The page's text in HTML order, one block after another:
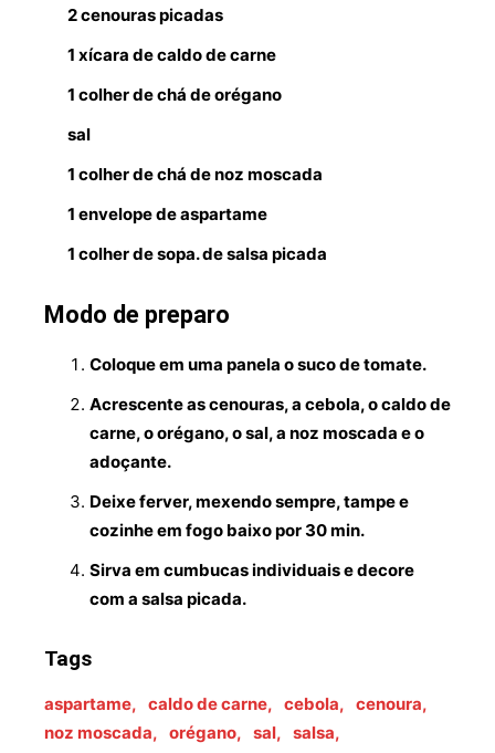
2 cenouras picadas
1 xícara de caldo de carne
1 colher de chá de orégano
sal
1 colher de chá de noz moscada
1 envelope de aspartame
1 colher de sopa. de salsa picada
Modo de preparo
Coloque em uma panela o suco de tomate.
Acrescente as cenouras, a cebola, o caldo de
carne, o orégano, o sal, a noz moscada e o
adoçante.
Deixe ferver, mexendo sempre, tampe e
cozinhe em fogo baixo por 30 min.
Sirva em cumbucas individuais e decore
com a salsa picada.
Tags
aspartame, caldo de carne, cebola, cenoura,
noz moscada, orégano, sal, salsa,